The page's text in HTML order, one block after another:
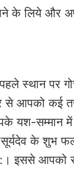
के लिये और
स्थान पर
से आपको कई
यश-सम्मान में
सूर्यदेव के शुभ
इससे